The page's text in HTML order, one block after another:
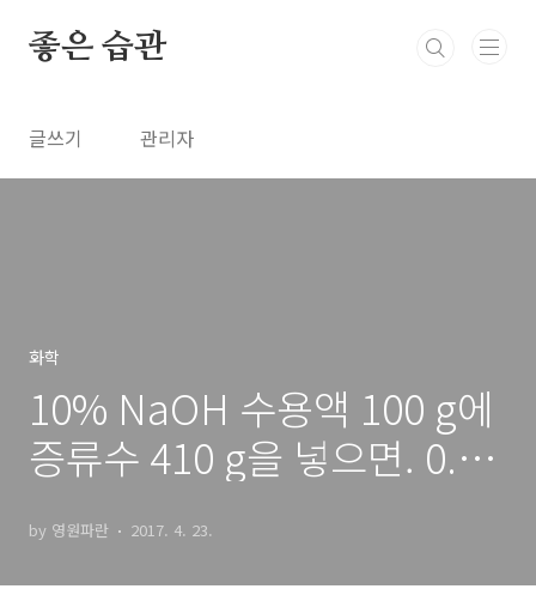
좋은 습관
글쓰기 관리자
화학
10% NaOH 수용액 100 g에
증류수 410 g을 넣으면. 0.5
by 영원파란 2017. 4. 23.